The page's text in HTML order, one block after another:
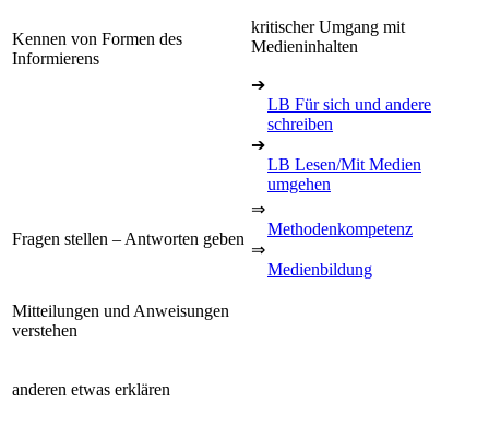
Kennen von Formen des
Informierens
kritischer Umgang mit
Medieninhalten
➔
LB Für sich und andere
schreiben
➔
LB Lesen/Mit Medien
umgehen
Fragen stellen – Antworten geben
⇒
Methodenkompetenz
⇒
Medienbildung
Mitteilungen und Anweisungen
verstehen
anderen etwas erklären